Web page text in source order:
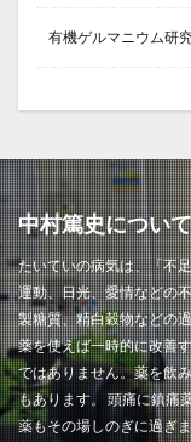
有機ゲルマニウム研
中村篤史について
たいていの病気は、「不
運動、日光、愛情などの
製糖質、精白穀物などの
薬を使えば一時的に改善
ではありません。薬を飲
もあります。 頭痛に鎮痛
薬もその場しのぎに過ぎ